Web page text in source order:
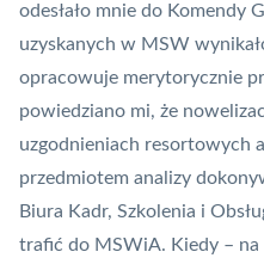
odesłało mnie do Komendy
uzyskanych w MSW
opracowuje merytorycznie
powiedziano mi, że
uzgodnieniach resortowych
przedmiotem analizy
Biura Kadr, Szkolenia i
trafić do MSWiA. Kiedy – na